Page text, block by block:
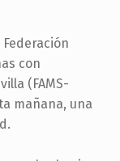
con
(FAMS-
mañana, una